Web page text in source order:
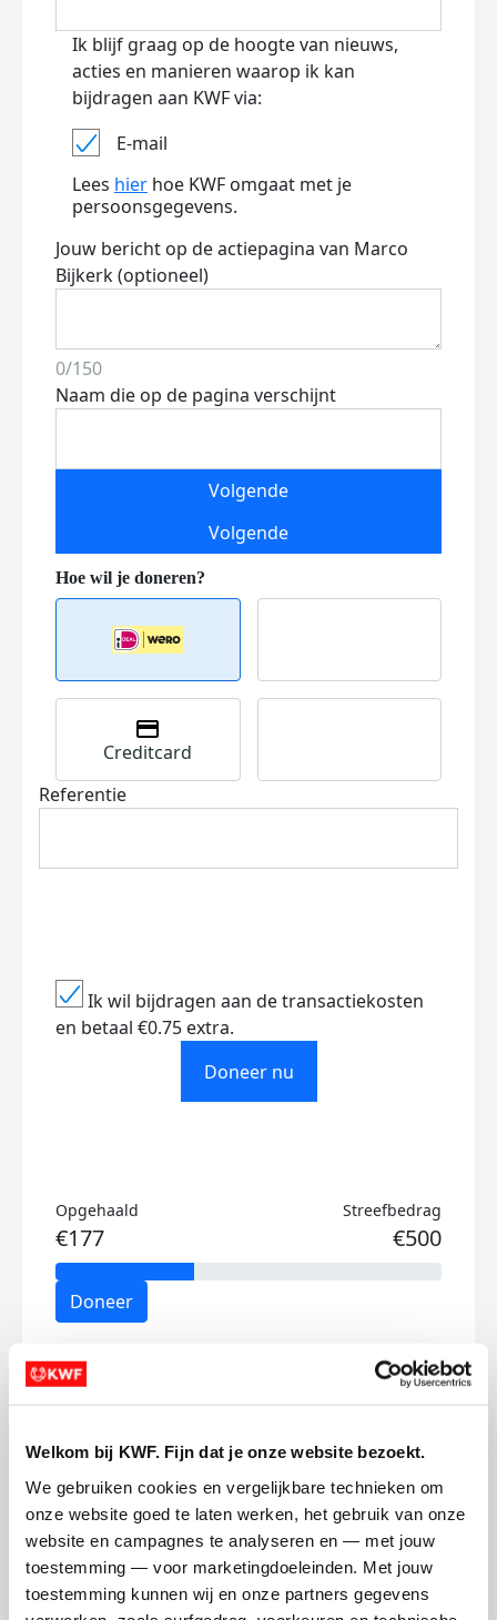
Welkom bij KWF. Fijn dat je onze website bezoekt.
We gebruiken cookies en vergelijkbare technieken om
onze website goed te laten werken, het gebruik van onze
website en campagnes te analyseren en — met jouw
toestemming — voor marketingdoeleinden. Met jouw
toestemming kunnen wij en onze partners gegevens
Ik blijf graag op de hoogte van nieuws,
acties en manieren waarop ik kan
bijdragen aan KWF via:
E-mail
Lees hier hoe KWF omgaat met je
persoonsgegevens.
Jouw bericht op de actiepagina van Marco
Bijkerk (optioneel)
0/150
Naam die op de pagina verschijnt
Volgende
Volgende
Creditcard
Referentie
Ik wil bijdragen aan de transactiekosten
en betaal €0.75 extra.
Doneer nu
Opgehaald
€177
Streefbedrag
€500
Doneer